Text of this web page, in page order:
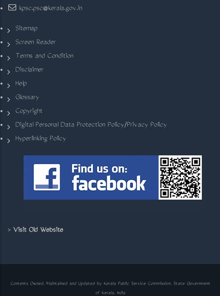
kpsc.psc@kerala.gov.in
Sitemap
Screen Reader
Terms and Condition
Disclaimer
Help
Glossary
Copyright
Digital Personal Data Protection Policy/Privacy Policy
Hyperlinking Policy
> Visit Old Website
Contents Owned, Maintained and Updated by Kerala Public Service Commission, State Government
of Kerala, India